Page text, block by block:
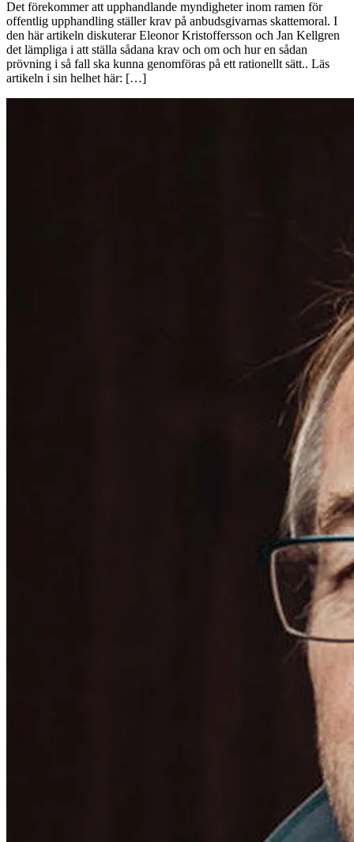
Det förekommer att upphandlande myndigheter inom ramen för
offentlig upphandling ställer krav på anbudsgivarnas skattemoral. I
den här artikeln diskuterar Eleonor Kristoffersson och Jan Kellgren
det lämpliga i att ställa sådana krav och om och hur en sådan
prövning i så fall ska kunna genomföras på ett rationellt sätt.. Läs
artikeln i sin helhet här: […]